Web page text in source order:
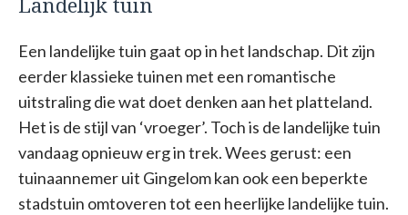
Een landelijke tuin gaat op in het landschap. Dit zijn
eerder klassieke tuinen met een romantische
uitstraling die wat doet denken aan het platteland.
Het is de stijl van ‘vroeger’. Toch is de landelijke tuin
vandaag opnieuw erg in trek. Wees gerust: een
tuinaannemer uit Gingelom kan ook een beperkte
stadstuin omtoveren tot een heerlijke landelijke tuin.